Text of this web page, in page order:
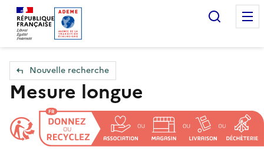
Accueil — Que Faire de mes objets & déchets
Nouvelle recherche
Mesure longue